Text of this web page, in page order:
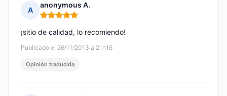
A
anonymous A.
Nota: 5 de 5
Publicado el 26/11/2013 à 21h16
¡sitio de calidad, lo recomiendo!
Opinión traducida